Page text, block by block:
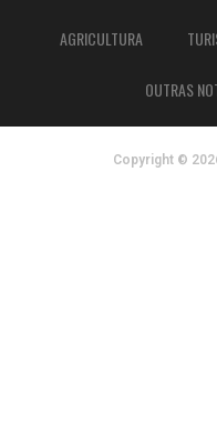
AGRICULTURA
OUTRAS
Copyright ©